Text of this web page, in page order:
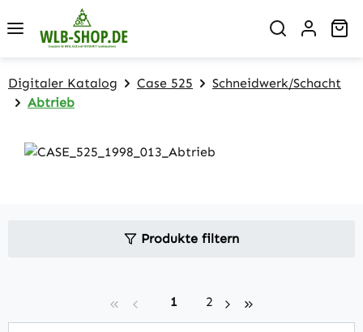
Zum Hauptinhalt springen
Digitaler Katalog Case 525
Schneidwerk/Schacht
Abtrieb
Produkte filtern
Seite
1 Seite
2